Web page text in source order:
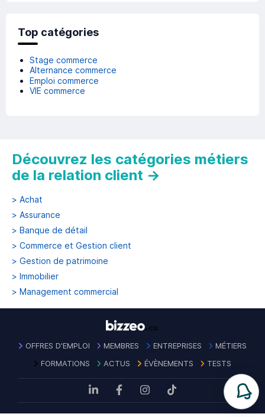
Top catégories
Stage commerce
Alternance commerce
Emploi commerce
VIE commerce
Découvrez les catégories métiers
de la relation client →
> Achat
> Assurance
> Banque de détail
> Commerce et Gestion client
> Gestion de patrimoine
> Immobilier
> Management commercial
OFFRES D'EMPLOI MEMBRES ENTREPRISES
MÉTIERS
FORMATIONS
ACTUS ÉVÈNEMENTS TESTS